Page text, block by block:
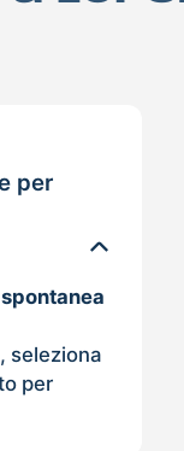
per
seleziona
per